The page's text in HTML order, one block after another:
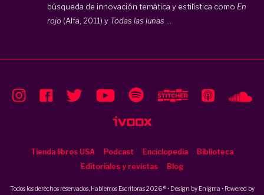
búsqueda de innovación temática y estilística como En
rojo (Alfa, 2011) y Todas las lunas
Tienda libros USA Podcast Enciclopedia
Biblioteca
Editoriales y revistas
Blog
Todos los derechos reservados, Hablemos Escritoras 2026 ® • Design by Enigma • Powered by